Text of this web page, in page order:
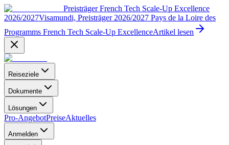
Preisträger French Tech Scale-Up Excellence
2026/2027Visamundi, Preisträger 2026/2027 Pays de la Loire des
Programms French Tech Scale-Up ExcellenceArtikel lesen
Reiseziele
Dokumente
Lösungen
Pro-AngebotPreiseAktuelles
Anmelden